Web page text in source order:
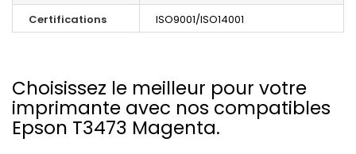
Certifications ISO9001/ISO14001
Choisissez le meilleur pour votre
imprimante avec nos compatibles
Epson T3473 Magenta.